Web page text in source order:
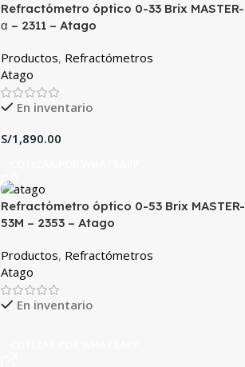
Refractómetro óptico 0-33 Brix MASTER-
α – 2311 – Atago
Productos, Refractómetros
Atago
En inventario
S/
Refractómetro óptico 0-53 Brix MASTER-
53M – 2353 – Atago
Productos, Refractómetros
Atago
En inventario